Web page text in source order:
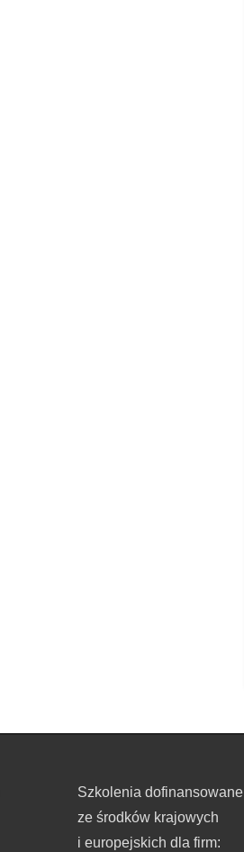
Szkolenia dofinansowane
ze środków krajowych
i europejskich dla firm: